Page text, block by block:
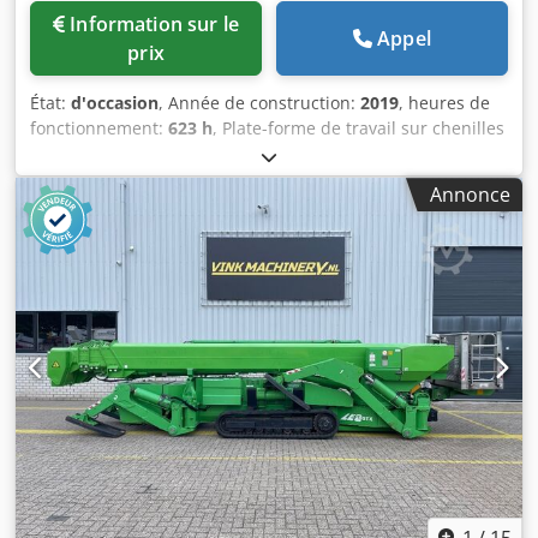
prix
Appel
État: d'occasion, Année de construction: 2019, heures de
fonctionnement: 623 h, Plate-forme de travail sur chenilles
Annonce